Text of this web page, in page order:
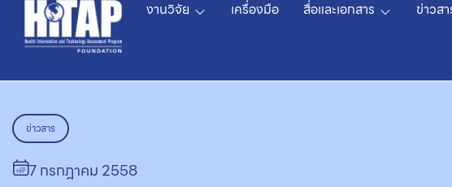
งานวิจัย เครื่องมือ สื่อและเอกสาร ข่าวส
ข่าวสาร
7 กรกฎาคม 2558